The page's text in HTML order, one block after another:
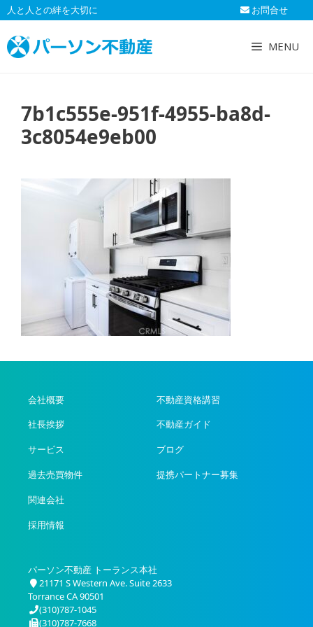
コ
ン
テ
ン
人と人との絆を大切に お問合せ
MENU
7b1c555e-951f-4955-ba8d-
3c8054e9eb00
会社概要
社長挨拶
サービス
過去売買物件
関連会社
採用情報
不動産資格講習
不動産ガイド
ブログ
提携パートナー募集
パーソン不動産 トーランス本社
21171 S Western Ave. Suite 2633
Torrance CA 90501
(310)787-1045
(310)787-7668